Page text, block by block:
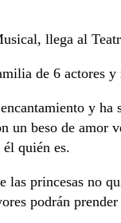
llega al
de 6 actores
y ha
un beso de amor
quién es.
princesas no
podrán